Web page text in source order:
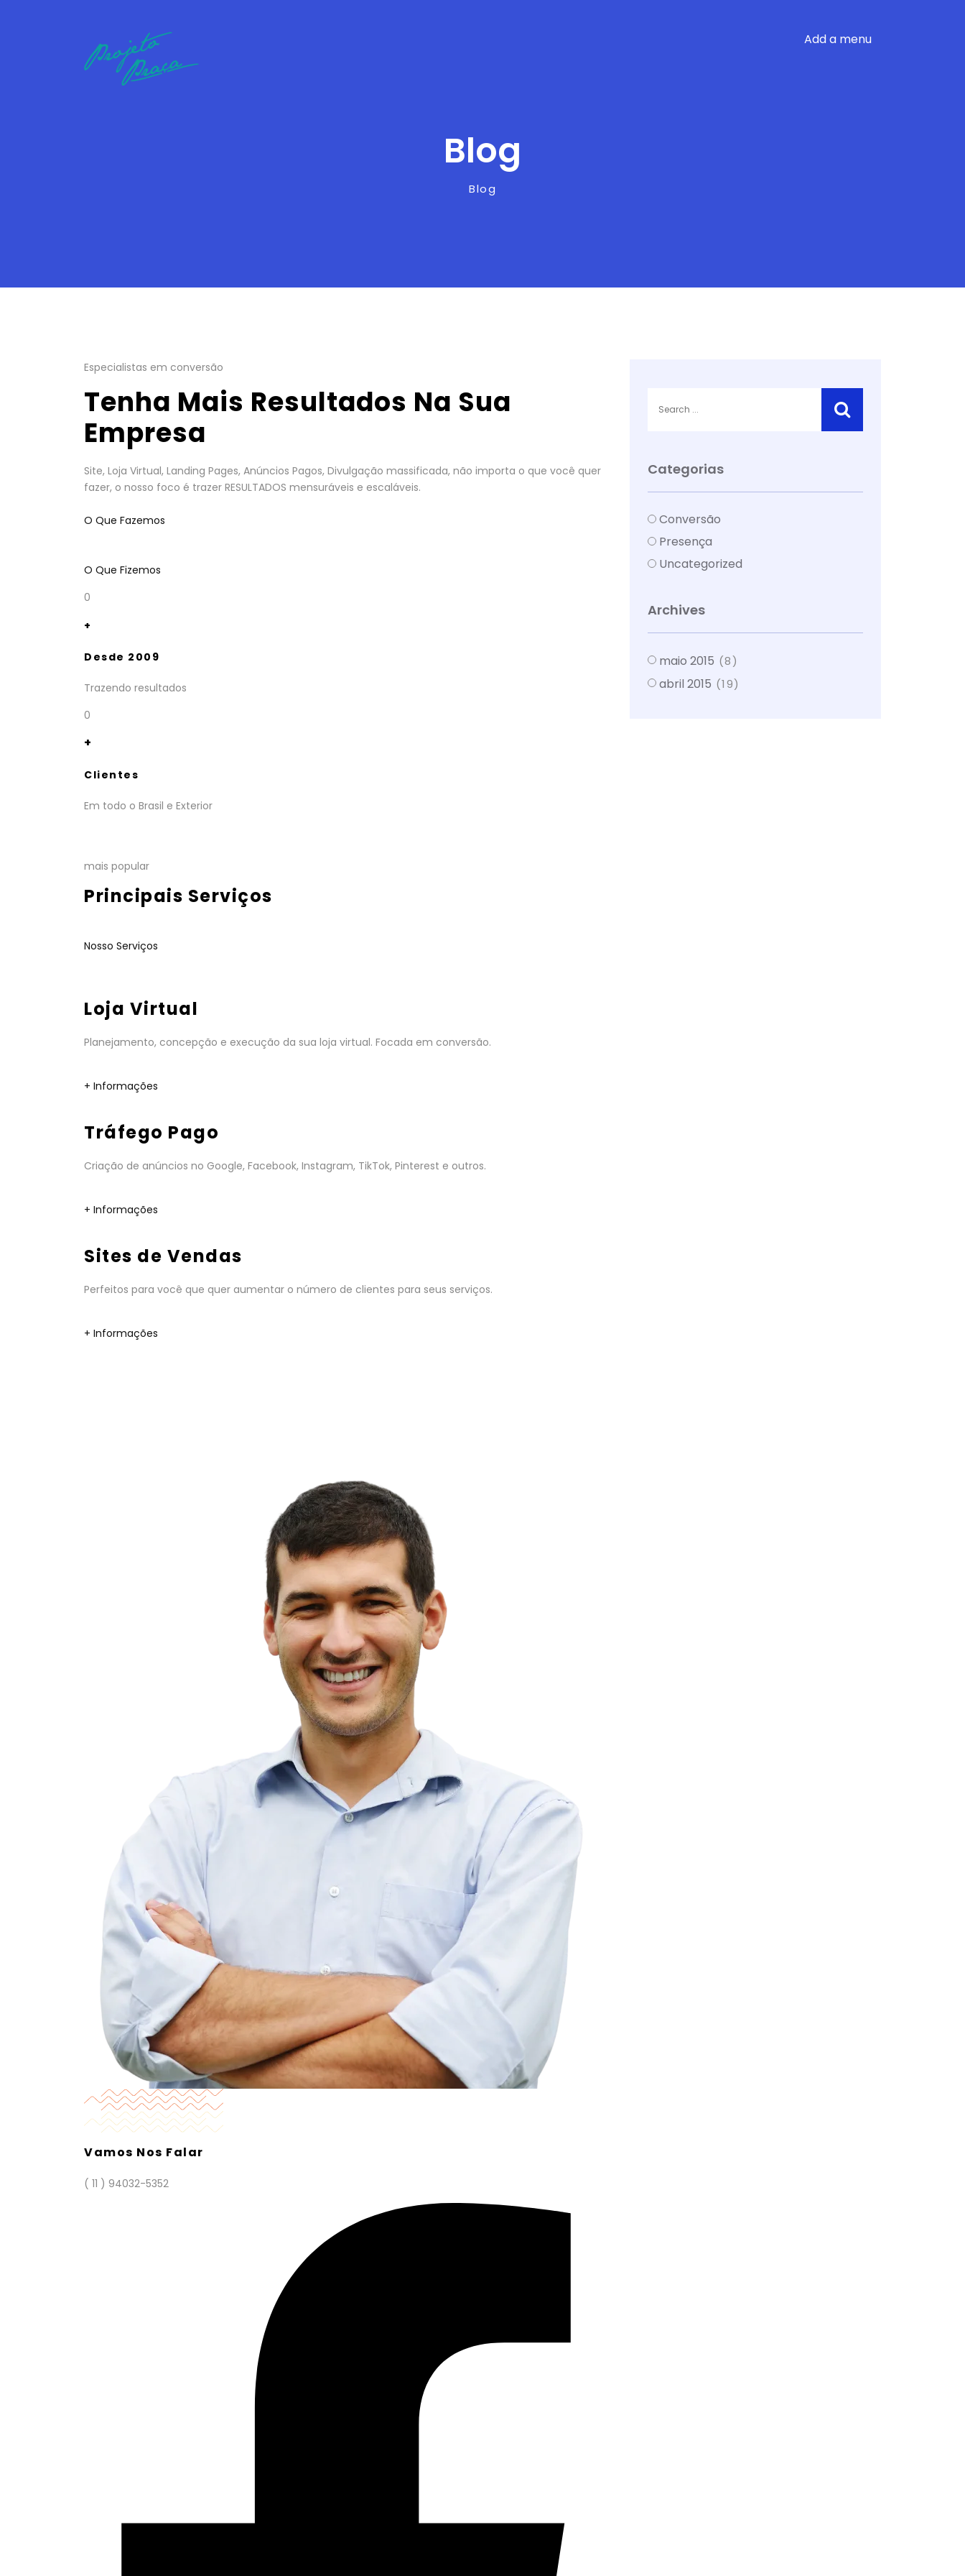
Add a menu
Blog
Blog
Especialistas em conversão
Tenha Mais Resultados Na Sua
Empresa
Site, Loja Virtual, Landing Pages, Anúncios Pagos, Divulgação massificada, não importa o que você quer
fazer, o nosso foco é trazer RESULTADOS mensuráveis e escaláveis.
O Que Fazemos
O Que Fizemos
0
+
Desde 2009
Trazendo resultados
0
+
Clientes
Em todo o Brasil e Exterior
mais popular
Principais Serviços
Nosso Serviços
Loja Virtual
Planejamento, concepção e execução da sua loja virtual. Focada em conversão.
+ Informações
Tráfego Pago
Criação de anúncios no Google, Facebook, Instagram, TikTok, Pinterest e outros.
+ Informações
Sites de Vendas
Perfeitos para você que quer aumentar o número de clientes para seus serviços.
+ Informações
Vamos Nos Falar
( 11 ) 94032-5352
Categorias
Conversão
Presença
Uncategorized
Archives
maio 2015 (8)
abril 2015 (19)